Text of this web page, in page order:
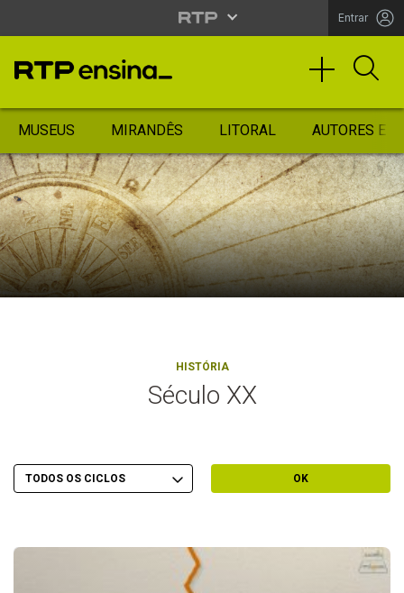
Entrar
MUSEUS MIRANDÊS LITORAL AUTORES
HISTÓRIA
Século XX
Filtrar por Ciclo
Escolher Ciclo OK